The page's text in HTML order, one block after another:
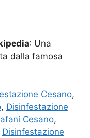
: Una
dalla famosa
Cesano,
, Disinfestazione
Cesano,
Disinfestazione